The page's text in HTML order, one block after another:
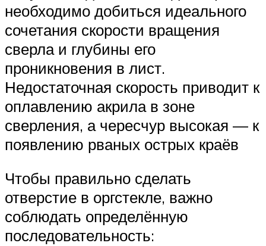
необходимо добиться идеального
сочетания скорости вращения
сверла и глубины его
проникновения в лист.
Недостаточная скорость приводит к
оплавлению акрила в зоне
сверления, а чересчур высокая — к
появлению рваных острых краёв
Чтобы правильно сделать
отверстие в оргстекле, важно
соблюдать определённую
последовательность: